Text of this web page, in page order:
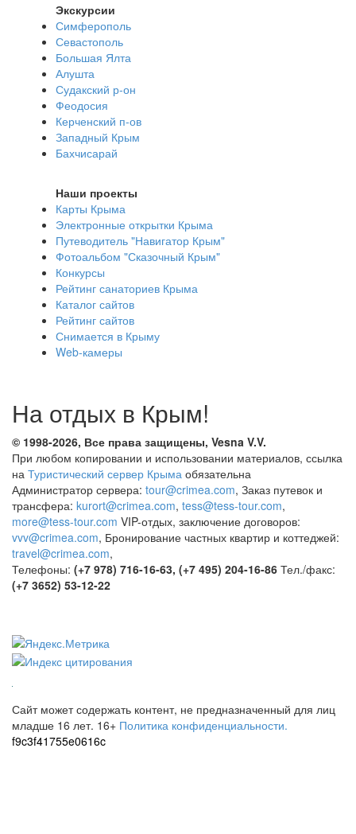
Экскурсии
Симферополь
Севастополь
Большая Ялта
Алушта
Судакский р-он
Феодосия
Керченский п-ов
Западный Крым
Бахчисарай
Наши проекты
Карты Крыма
Электронные открытки Крыма
Путеводитель "Навигатор Крым"
Фотоальбом "Сказочный Крым"
Конкурсы
Рейтинг санаториев Крыма
Каталог сайтов
Рейтинг сайтов
Снимается в Крыму
Web-камеры
На отдых в Крым!
© 1998-2026, Все права защищены, Vesna V.V.
При любом копировании и использовании материалов, ссылка
на Туристический сервер Крыма обязательна
Администратор сервера: tour@crimea.com, Заказ путевок и
трансфера: kurort@crimea.com, tess@tess-tour.com,
more@tess-tour.com VIP-отдых, заключение договоров:
vvv@crimea.com, Бронирование частных квартир и коттеджей:
travel@crimea.com,
Телефоны: (+7 978) 716-16-63, (+7 495) 204-16-86 Тел./факс:
(+7 3652) 53-12-22
Сайт может содержать контент, не предназначенный для лиц
младше 16 лет. 16+ Политика конфиденциальности.
f9c3f41755e0616c